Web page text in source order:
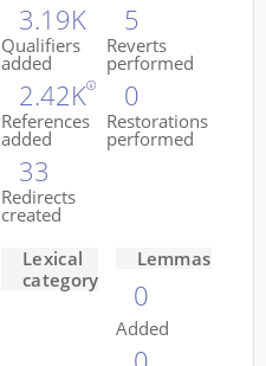
3.19K
Qualifiers
added
2.42K
References
added
33
Redirects
created
5
Reverts
performed
0
Restorations
performed
Lexical
category
Lemmas
0
Added